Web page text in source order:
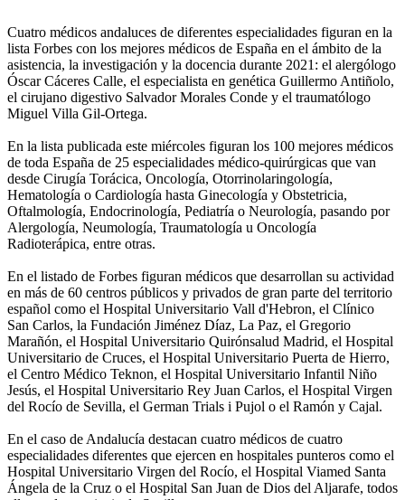
Cuatro médicos andaluces de diferentes especialidades figuran en la
lista Forbes con los mejores médicos de España en el ámbito de la
asistencia, la investigación y la docencia durante 2021: el alergólogo
Óscar Cáceres Calle, el especialista en genética Guillermo Antiñolo,
el cirujano digestivo Salvador Morales Conde y el traumatólogo
Miguel Villa Gil-Ortega.
En la lista publicada este miércoles figuran los 100 mejores médicos
de toda España de 25 especialidades médico-quirúrgicas que van
desde Cirugía Torácica, Oncología, Otorrinolaringología,
Hematología o Cardiología hasta Ginecología y Obstetricia,
Oftalmología, Endocrinología, Pediatría o Neurología, pasando por
Alergología, Neumología, Traumatología u Oncología
Radioterápica, entre otras.
En el listado de Forbes figuran médicos que desarrollan su actividad
en más de 60 centros públicos y privados de gran parte del territorio
español como el Hospital Universitario Vall d'Hebron, el Clínico
San Carlos, la Fundación Jiménez Díaz, La Paz, el Gregorio
Marañón, el Hospital Universitario Quirónsalud Madrid, el Hospital
Universitario de Cruces, el Hospital Universitario Puerta de Hierro,
el Centro Médico Teknon, el Hospital Universitario Infantil Niño
Jesús, el Hospital Universitario Rey Juan Carlos, el Hospital Virgen
del Rocío de Sevilla, el German Trials i Pujol o el Ramón y Cajal.
En el caso de Andalucía destacan cuatro médicos de cuatro
especialidades diferentes que ejercen en hospitales punteros como el
Hospital Universitario Virgen del Rocío, el Hospital Viamed Santa
Ángela de la Cruz o el Hospital San Juan de Dios del Aljarafe, todos